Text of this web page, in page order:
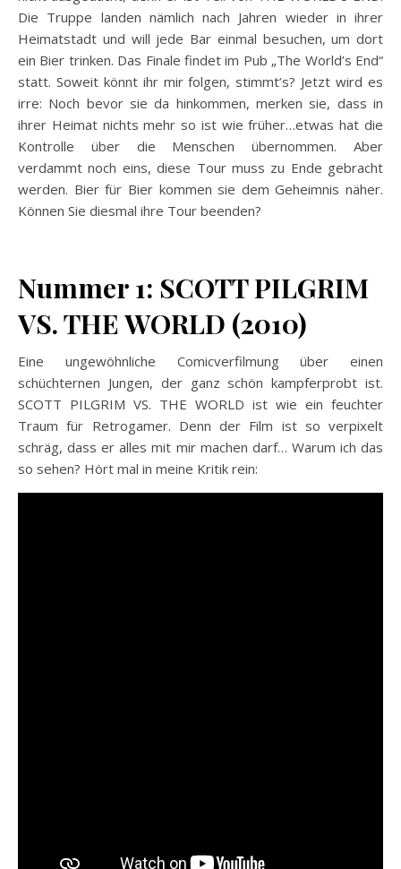
Die Truppe landen nämlich nach Jahren wieder in ihrer
Heimatstadt und will jede Bar einmal besuchen, um dort
ein Bier trinken. Das Finale findet im Pub „The World’s End“
statt. Soweit könnt ihr mir folgen, stimmt’s? Jetzt wird es
irre: Noch bevor sie da hinkommen, merken sie, dass in
ihrer Heimat nichts mehr so ist wie früher…etwas hat die
Kontrolle über die Menschen übernommen. Aber
verdammt noch eins, diese Tour muss zu Ende gebracht
werden. Bier für Bier kommen sie dem Geheimnis näher.
Können Sie diesmal ihre Tour beenden?
Nummer 1: SCOTT PILGRIM
VS. THE WORLD (2010)
Eine ungewöhnliche Comicverfilmung über einen
schüchternen Jungen, der ganz schön kampferprobt ist.
SCOTT PILGRIM VS. THE WORLD ist wie ein feuchter
Traum für Retrogamer. Denn der Film ist so verpixelt
schräg, dass er alles mit mir machen darf… Warum ich das
so sehen? Hört mal in meine Kritik rein: